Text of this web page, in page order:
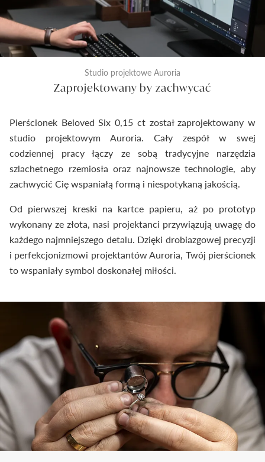
Studio projektowe Auroria
Zaprojektowany by zachwycać
Pierścionek Beloved Six 0,15 ct został zaprojektowany w
studio projektowym Auroria. Cały zespół w swej
codziennej pracy łączy ze sobą tradycyjne narzędzia
szlachetnego rzemiosła oraz najnowsze technologie, aby
zachwycić Cię wspaniałą formą i niespotykaną jakością.
Od pierwszej kreski na kartce papieru, aż po prototyp
wykonany ze złota, nasi projektanci przywiązują uwagę do
każdego najmniejszego detalu. Dzięki drobiazgowej precyzji
i perfekcjonizmowi projektantów Auroria, Twój pierścionek
to wspaniały symbol doskonałej miłości.